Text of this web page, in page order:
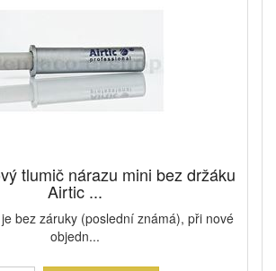
tlumič nárazu mini bez držáku
Airtic ...
bez záruky (poslední známá), při nové
objedn...